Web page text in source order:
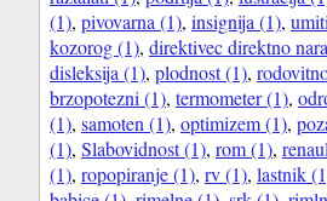
(1), pivovarna (1), insignija (1),
kozorog (1), direktivec direktno
disleksija (1), plodnost (1),
brzopotezni (1), termometer (1),
(1), samoten (1), optimizem (1),
(1), Slabovidnost (1), rom (1),
(1), ropopiranje (1), rv (1), lastnik